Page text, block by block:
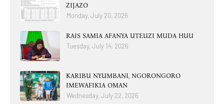
ZIJAZO
Monday, July 20, 2026
RAIS SAMIA AFANYA UTEUZI MUDA HUU
Tuesday, July 14, 2026
KARIBU NYUMBANI, NGORONGORO
IMEWAFIKIA OMAN
Wednesday, July 22, 2026